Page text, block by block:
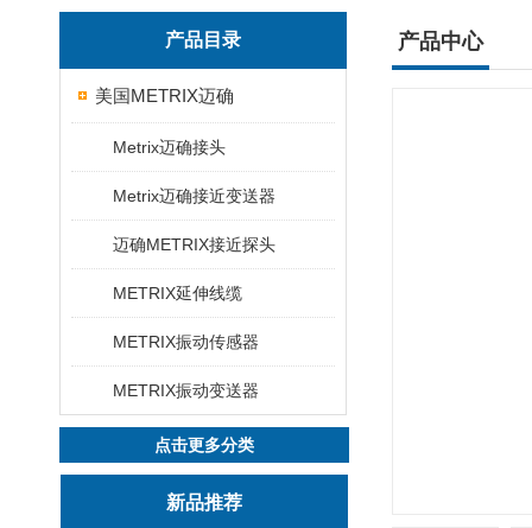
产品目录
美国METRIX迈确
Metrix迈确接头
Metrix迈确接近变送器
迈确METRIX接近探头
METRIX延伸线缆
METRIX振动传感器
METRIX振动变送器
点击更多分类
新品推荐
产品中心